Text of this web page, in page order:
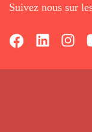
Suivez nous sur